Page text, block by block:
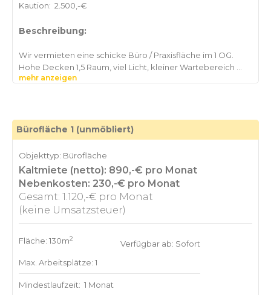
Kaution: 2.500,-€
Beschreibung:
Wir vermieten eine schicke Büro / Praxisfläche im 1 OG.
Hohe Decken 1,5 Raum, viel Licht, kleiner Wartebereich
mehr anzeigen
Bürofläche 1 (unmöbliert)
Objekttyp: Bürofläche
Kaltmiete (netto): 890,-€ pro Monat
Nebenkosten: 230,-€ pro Monat
Gesamt: 1.120,-€ pro Monat
(keine Umsatzsteuer)
Fläche: 130m2
Max. Arbeitsplätze: 1
Verfügbar ab: Sofort
Mindestlaufzeit: 1 Monat